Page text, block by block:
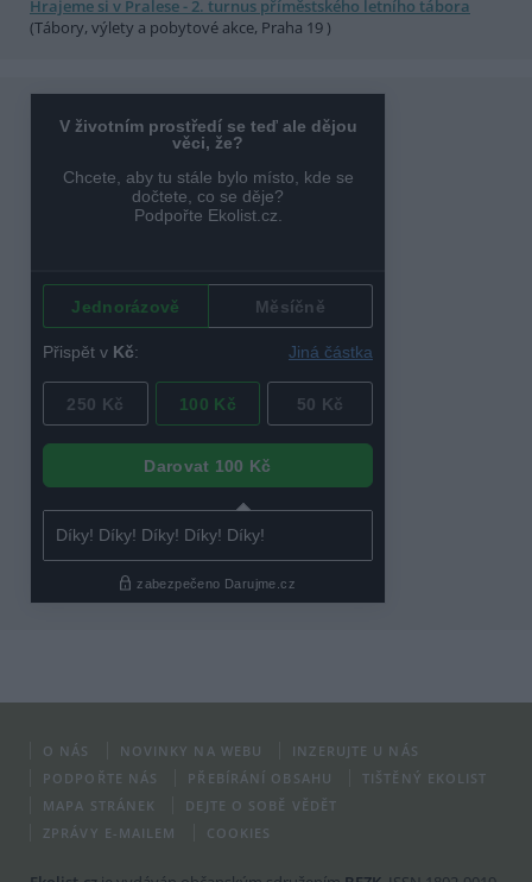
Hrajeme si v Pralese - 2. turnus příměstského letního tábora
(Tábory, výlety a pobytové akce, Praha 19 )
O NÁS NOVINKY NA WEBU
INZERUJTE U NÁS
PODPOŘTE NÁS
PŘEBÍRÁNÍ OBSAHU
TIŠTĚNÝ EKOLIST
MAPA STRÁNEK
DEJTE O SOBĚ VĚDĚT
ZPRÁVY E-MAILEM
COOKIES